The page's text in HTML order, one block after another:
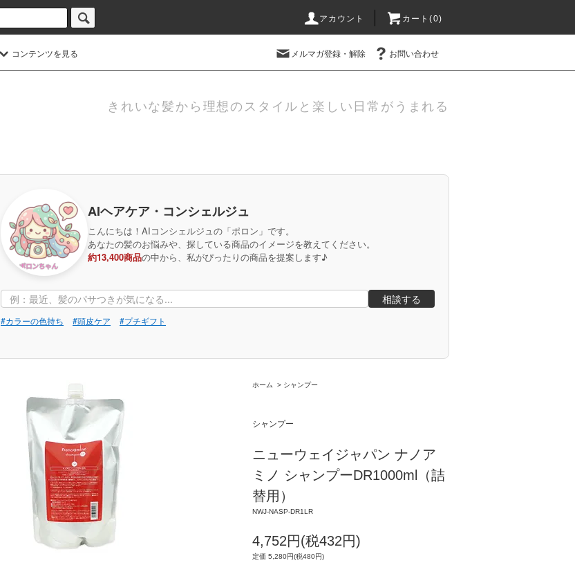
アカウント カート(0)
コンテンツを見る メルマガ登録・解除 お問い合わせ
きれいな髪から理想のスタイルと楽しい日常がうまれる
AIヘアケア・コンシェルジュ
こんにちは！AIコンシェルジュの「ポロン」です。
あなたの髪のお悩みや、探している商品のイメージを教えてください。
約13,400商品の中から、私がぴったりの商品を提案します♪
相談する
#カラーの色持ち #頭皮ケア #プチギフト
ホーム > シャンプー
シャンプー
ニューウェイジャパン ナノア
ミノ シャンプーDR1000ml（詰
替用）
NWJ-NASP-DR1LR
4,752円(税432円)
定価 5,280円(税480円)